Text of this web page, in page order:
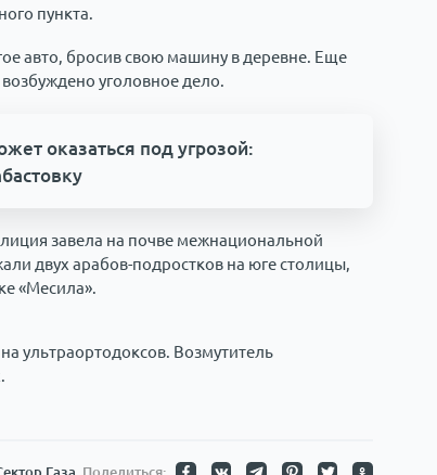
пункта.
авто, бросив свою машину в деревне. Еще
уголовное дело.
оказаться под угрозой:
завела на почве межнациональной
двух арабов-подростков на юге столицы,
«Месила».
ультраортодоксов. Возмутитель
Газа Поделиться: